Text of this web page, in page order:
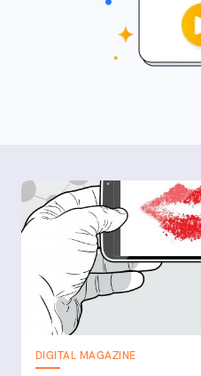
DIGITAL MAGAZINE